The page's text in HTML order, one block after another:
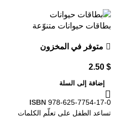
بطاقات حيوانات متنوّعة
متوفر في المخزون
2.50 $
إضافة إلى السلة
ISBN 978-625-7754-17-0
تساعد الطفل على تعلّم الكلمات